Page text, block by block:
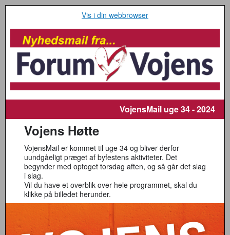
Vis i din webbrowser
VojensMail uge 34 - 2024
Vojens Høtte
VojensMail er kommet til uge 34 og bliver derfor
uundgåeligt præget af byfestens aktiviteter. Det
begynder med optoget torsdag aften, og så går det slag
i slag.
Vil du have et overblik over hele programmet, skal du
klikke på billedet herunder.